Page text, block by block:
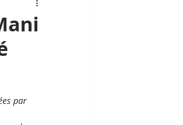
par